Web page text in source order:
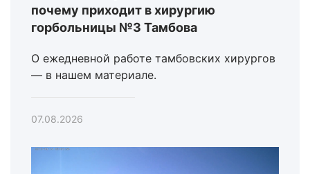
почему приходит в хирургию
горбольницы №3 Тамбова
О ежедневной работе тамбовских хирургов
— в нашем материале.
07.08.2026